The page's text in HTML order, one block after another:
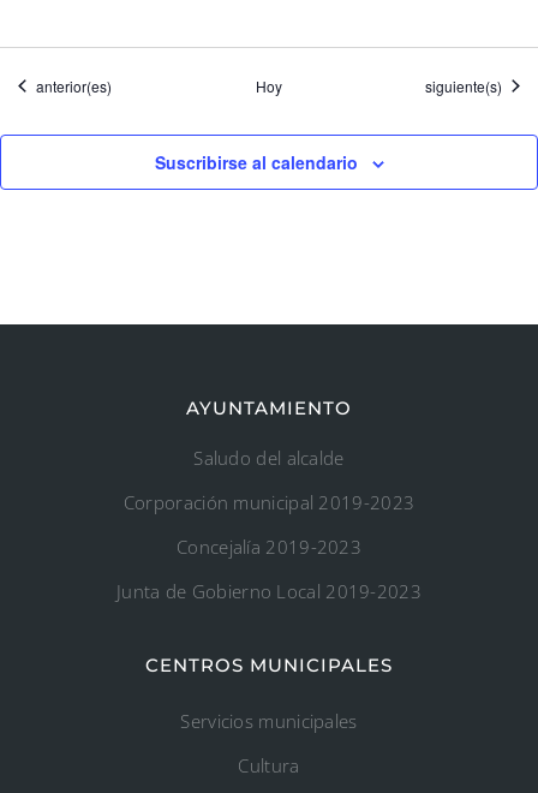
Eventos
anterior(es) Hoy Eventos
siguiente(s)
Suscribirse al calendario
AYUNTAMIENTO
Saludo del alcalde
Corporación municipal 2019-2023
Concejalía 2019-2023
Junta de Gobierno Local 2019-2023
CENTROS MUNICIPALES
Servicios municipales
Cultura